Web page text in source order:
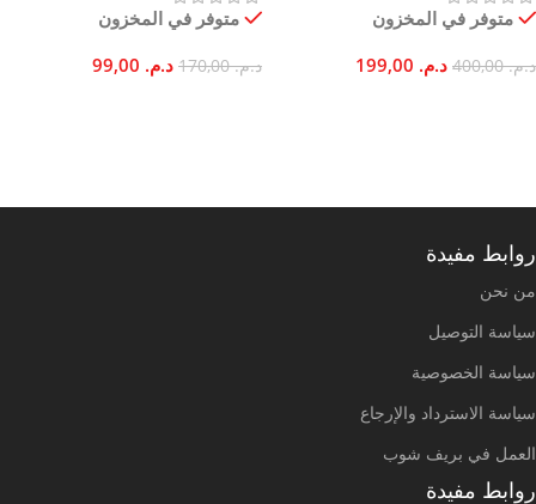
متوفر في المخزون
د.م.400,00 د.م.
متوفر في المخزون
د.م.170,00 د.م.
روابط مفيدة
من نحن
سياسة التوصيل
سياسة الخصوصية
سياسة الاسترداد والإرجاع
العمل في بريف شوب
روابط مفيدة